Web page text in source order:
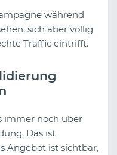
während
sich aber völlig
Traffic eintrifft.
immer noch über
Das ist
Angebot ist sichtbar,